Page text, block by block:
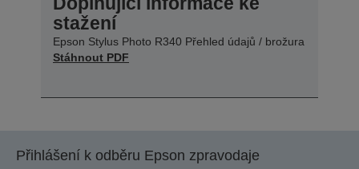
stažení
Epson Stylus Photo R340 Přehled údajů / brožura
Stáhnout PDF
Přihlášení k odběru Epson zpravodaje